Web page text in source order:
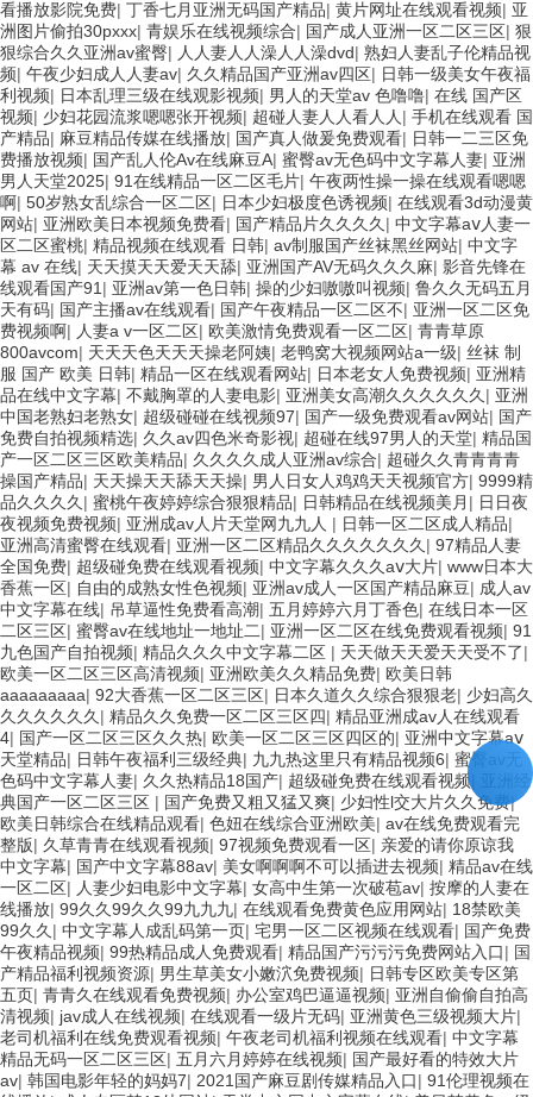
看播放影院免费| 丁香七月亚洲无码国产精品| 黄片网址在线观看视频| 亚
洲图片偷拍30pxxx| 青娱乐在线视频综合| 国产成人亚洲一区二区三区| 狠
狠综合久久亚洲av蜜臀| 人人妻人人澡人人澡dvd| 熟妇人妻乱子伦精品视
频| 午夜少妇成人人妻av| 久久精品国产亚洲av四区| 日韩一级美女午夜福
利视频| 日本乱理三级在线观影视频| 男人的天堂av 色噜噜| 在线 国产区
视频| 少妇花园流浆嗯嗯张开视频| 超碰人妻人人看人人 | 手机在线观看 国
产精品| 麻豆精品传媒在线播放| 国产真人做爰免费观看| 日韩一二三区免
费播放视频| 国产乱人伦Av在线麻豆A| 蜜臀av无色码中文字幕人妻| 亚洲
男人天堂2025| 91在线精品一区二区毛片| 午夜两性操一操在线观看嗯嗯
啊| 50岁熟女乱综合一区二区| 日本少妇极度色诱视频| 在线观看3d动漫黄
网站| 亚洲欧美日本视频免费看| 国产精品片久久久久 | 中文字幕aⅴ人妻一
区二区蜜桃| 精品视频在线观看 日韩| av制服国产丝袜黑丝网站| 中文字
幕 av 在线| 天天摸天天爱天天舔| 亚洲国产AV无码久久久麻| 影音先锋在
线观看国产91 | 亚洲av第一色日韩| 操的少妇嗷嗷叫视频| 鲁久久无码五月
天有码| 国产主播av在线观看| 国产午夜精品一区二区不| 亚洲一区二区免
费视频啊| 人妻a v一区二区| 欧美激情免费观看一区二区| 青青草原
800avcom| 天天天色天天天操老阿姨| 老鸭窝大视频网站a一级| 丝袜 制
服 国产 欧美 日韩| 精品一区在线观看网站| 日本老女人免费视频| 亚洲精
品在线中文字幕| 不戴胸罩的人妻电影| 亚洲美女高潮久久久久久久 | 亚洲
中国老熟妇老熟女| 超级碰碰在线视频97| 国产一级免费观看av网站| 国产
免费自拍视频精选| 久久av四色米奇影视| 超碰在线97男人的天堂| 精品国
产一区二区三区欧美精品| 久久久久成人亚洲av综合| 超碰久久青青青青
操国产精品| 天天操天天舔天天操| 男人日女人鸡鸡天天视频官方| 9999精
品久久久久 | 蜜桃午夜婷婷综合狠狠精品| 日韩精品在线视频美月 | 日日夜
夜视频免费视频| 亚洲成av人片天堂网九九人 | 日韩一区二区成人精品|
亚洲高清蜜臀在线观看| 亚洲一区二区精品久久久久久久久 | 97精品人妻
全国免费| 超级碰免费在线观看视频| 中文字幕久久久aⅴ大片| www日本大
香蕉一区| 自由的成熟女性色视频| 亚洲av成人一区国产精品麻豆| 成人av
中文字幕在线| 吊草逼性免费看高潮| 五月婷婷六月丁香色| 在线日本一区
二区三区| 蜜臀av在线地址一地址二| 亚洲一区二区在线免费观看视频| 91
九色国产自拍视频| 精品久久久中文字幕二区 | 天天做天天爱天天受不了|
欧美一区二区三区高清视频| 亚洲欧美久久精品免费| 欧美日韩
aaaaaaaaa| 92大香蕉一区二区三区| 日本久道久久综合狠狠老| 少妇高久
久久久久久久 | 精品久久免费一区二区三区四| 精品亚洲成av人在线观看
4| 国产一区二区三区久久热| 欧美一区二区三区四区的| 亚洲中文字幕aⅴ
天堂精品| 日韩午夜福利三级经典| 九九热这里只有精品视频6| 蜜臀av无
色码中文字幕人妻| 久久热精品18国产| 超级碰免费在线观看视频
典国产一区二区三区 | 国产免费又粗又猛又爽| 少妇性l交大片久久免费|
欧美日韩综合在线精品观看| 色妞在线综合亚洲欧美| av在线免费观看完
整版| 久草青青在线观看视频| 97视频免费观看一区| 亲爱的请你原谅我
中文字幕| 国产中文字幕88av| 美女啊啊啊不可以插进去视频| 精品av在线
一区二区| 人妻少妇电影中文字幕| 女高中生第一次破苞av| 按摩的人妻在
线播放| 99久久99久久99九九九| 在线观看免费黄色应用网站| 18禁欧美
99久久 | 中文字幕人成乱码第一页| 宅男一区二区视频在线观看| 国产免费
午夜精品视频| 99热精品成人免费观看| 精品国产污污污免费网站入口| 国
产精品福利视频资源| 男生草美女小嫩泬免费视频| 日韩专区欧美专区第
五页| 青青久在线观看免费视频| 办公室鸡巴逼逼视频| 亚洲自偷偷自拍高
清视频| jav成人在线视频| 在线观看一级片无码| 亚洲黄色三级视频大片|
老司机福利在线免费观看视频| 午夜老司机福利视频在线观看| 中文字幕
精品无码一区二区三区| 五月六月婷婷在线视频| 国产最好看的特效大片
av| 韩国电影年轻的妈妈7| 2021国产麻豆剧传媒精品入口| 91伦理视频在